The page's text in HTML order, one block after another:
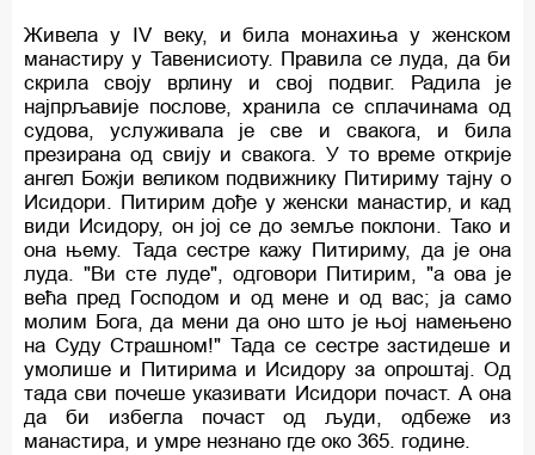
Живела у IV веку, и била монахиња у женском
манастиру у Тавенисиоту. Правила се луда, да би
скрила своју врлину и свој подвиг. Радила је
најпрљавије послове, хранила се сплачинама од
судова, услуживала је све и свакога, и била
презирана од свију и свакога. У то време открије
ангел Божји великом подвижнику Питириму тајну о
Исидори. Питирим дође у женски манастир, и кад
види Исидору, он јој се до земље поклони. Тако и
она њему. Тада сестре кажу Питириму, да је она
луда. "Ви сте луде", одговори Питирим, "а ова је
већа пред Господом и од мене и од вас; ја само
молим Бога, да мени да оно што је њој намењено
на Суду Страшном!" Тада се сестре застидеше и
умолише и Питирима и Исидору за опроштај. Од
тада сви почеше указивати Исидори почаст. А она
да би избегла почаст од људи, одбеже из
манастира, и умре незнано где око 365. године.